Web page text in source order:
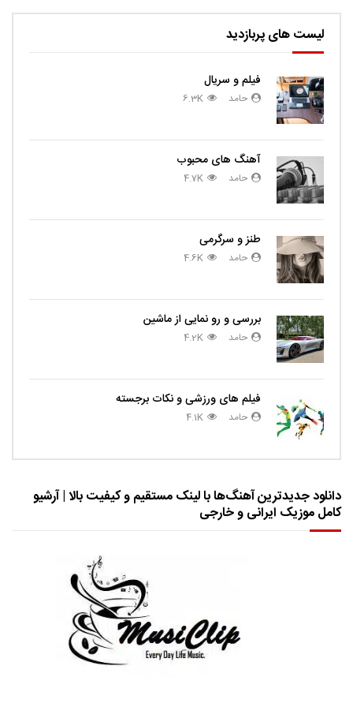
لیست های پربازدید
فیلم و سریال
حامد 6.3K
آهنگ های محبوب
حامد 4.7K
طنز و سرگرمی
حامد 4.6K
بررسی و رو نمایی از ماشین
حامد 4.2K
فیلم های ورزشی و نکات برجسته
حامد 4.1K
دانلود جدیدترین آهنگ‌ها با لینک مستقیم و کیفیت بالا | آرشیو
کامل موزیک ایرانی و خارجی